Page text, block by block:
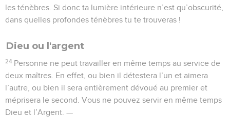
les ténèbres. Si donc ta lumière intérieure n’est qu’obscurité,
dans quelles profondes ténèbres tu te trouveras !
Dieu ou l'argent
24 Personne ne peut travailler en même temps au service de
deux maîtres. En effet, ou bien il détestera l’un et aimera
l’autre, ou bien il sera entièrement dévoué au premier et
méprisera le second. Vous ne pouvez servir en même temps
Dieu et l’Argent. —